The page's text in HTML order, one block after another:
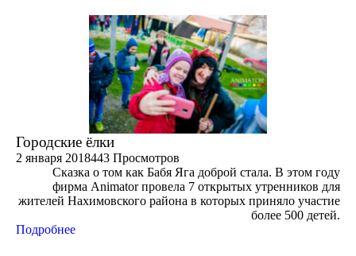
Городские ёлки
2 января 2018443 Просмотров
Сказка о том как Бабя Яга доброй стала. В этом году
фирма Animator провела 7 открытых утренников для
жителей Нахимовского района в которых приняло участие
более 500 детей.
Подробнее